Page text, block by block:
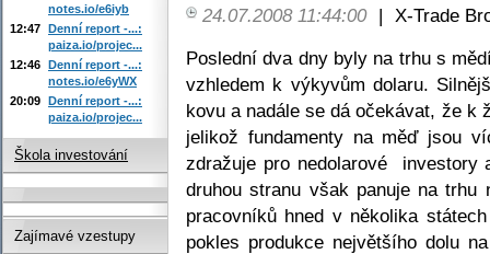
24.07.2008 11:44:00 | X-Trade
Poslední dva dny byly na trhu s
vzhledem k výkyvům dolaru.
kovu a nadále se dá očekávat, že k
jelikož fundamenty na měď jsou
zdražuje pro nedolarové investory
druhou stranu však panuje na trhu
pracovníků hned v několika
pokles produkce největšího dolu
notes.io/e6iyb
12:47 Denní report -...:
paiza.io/projec...
12:46 Denní report -...:
notes.io/e6yWX
20:09 Denní report -...:
paiza.io/projec...
Škola investování
Zajímavé vzestupy